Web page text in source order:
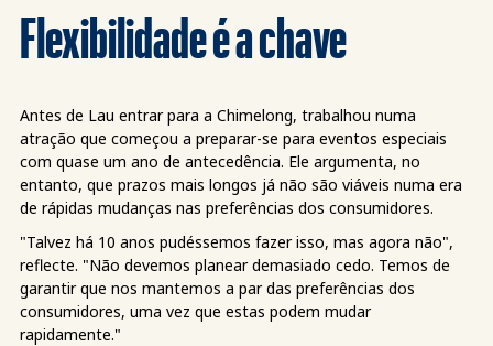
Flexibilidade é a chave
Antes de Lau entrar para a Chimelong, trabalhou numa
atração que começou a preparar-se para eventos especiais
com quase um ano de antecedência. Ele argumenta, no
entanto, que prazos mais longos já não são viáveis numa era
de rápidas mudanças nas preferências dos consumidores.
"Talvez há 10 anos pudéssemos fazer isso, mas agora não",
reflecte. "Não devemos planear demasiado cedo. Temos de
garantir que nos mantemos a par das preferências dos
consumidores, uma vez que estas podem mudar
rapidamente."